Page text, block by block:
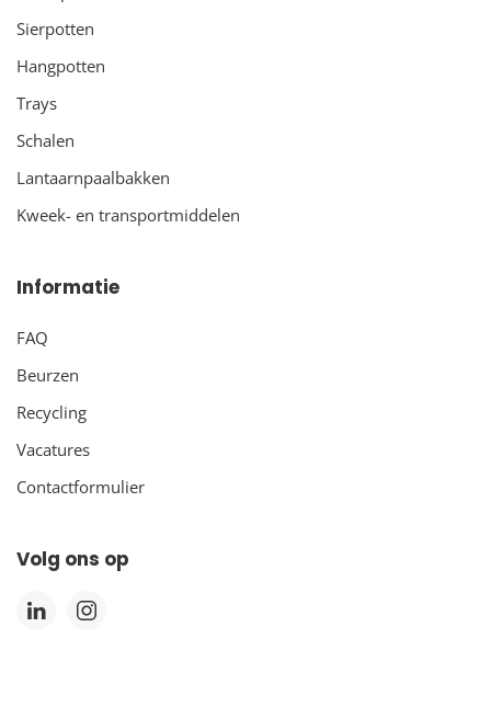
Sierpotten
Hangpotten
Trays
Schalen
Lantaarnpaalbakken
Kweek- en transportmiddelen
Informatie
FAQ
Beurzen
Recycling
Vacatures
Contactformulier
Volg ons op